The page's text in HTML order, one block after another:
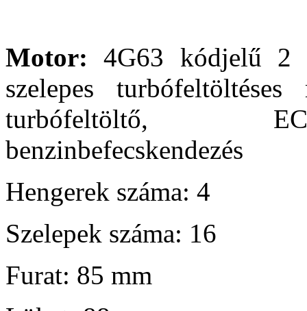
Motor: 4G63 kódjelű 2
szelepes
turbófeltöltő,
benzinbefecskendezés
Hengerek száma: 4
Szelepek száma: 16
Furat: 85 mm